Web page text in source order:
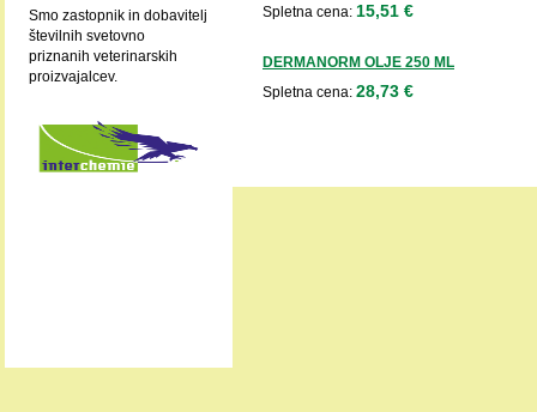
Smo zastopnik in dobavitelj
številnih svetovno
priznanih veterinarskih
proizvajalcev.
Spletna cena: 15,51 €
DERMANORM OLJE 250 ML
Spletna cena: 28,73 €